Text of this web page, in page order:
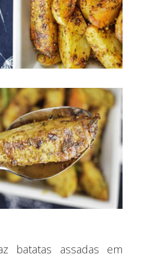
batatas assadas em